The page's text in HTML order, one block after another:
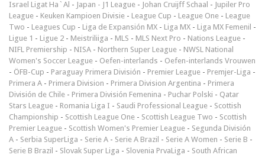
Israel Ligat Ha`Al - Japan - J1 League - Johan Cruijff Schaal - Jupiler Pro
League - Keuken Kampioen Divisie - League Cup - League One - League
Two - Leagues Cup - Liga de Expansión MX - Liga MX - Liga MX Femenil -
Ligue 1 - Ligue 2 - Meistriliiga - MLS - MLS Next Pro - Nations League -
NIFL Premiership - NISA - Northern Super League - NWSL National
Women's Soccer League - Oefen-interlands - Oefen-interlands Vrouwen
- ÖFB-Cup - Paraguay Primera División - Premier League - Premjer-Liga -
Primera A - Primera Division - Primera Division Argentina - Primera
División de Chile - Primera División Femenina - Puchar Polski - Qatar
Stars League - Romania Liga I - Saudi Professional League - Scottish
Championship - Scottish League One - Scottish League Two - Scottish
Premier League - Scottish Women's Premier League - Segunda División
A - Serbia SuperLiga - Serie A - Serie A Brazil - Serie A Women - Serie B -
Serie B Brazil - Slovak Super Liga - Slovenia PrvaLiga - South African